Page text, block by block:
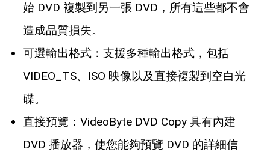
始 DVD 複製到另一張 DVD，所有這些都不會
造成品質損失。
可選輸出格式：支援多種輸出格式，包括
VIDEO_TS、ISO 映像以及直接複製到空白光
碟。
直接預覽：VideoByte DVD Copy 具有內建
DVD 播放器，使您能夠預覽 DVD 的詳細信